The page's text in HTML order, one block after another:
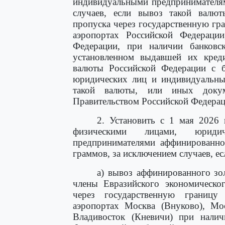
случаев, если вывоз такой
пропуска через государственную
аэропортах Российской
Федерации, при наличии
установленном выдавшей их
валюты Российской Федерации с
юридических лиц и
такой валюты, или иных
Правительством Российской
2. Установить с 1 мая 2026
физическими лицами,
предпринимателями
граммов, за исключением случаев,
а) вывоз аффинированного
члены Евразийского
через государственную
аэропортах Москва (Внуково),
Владивосток (Кневичи) при